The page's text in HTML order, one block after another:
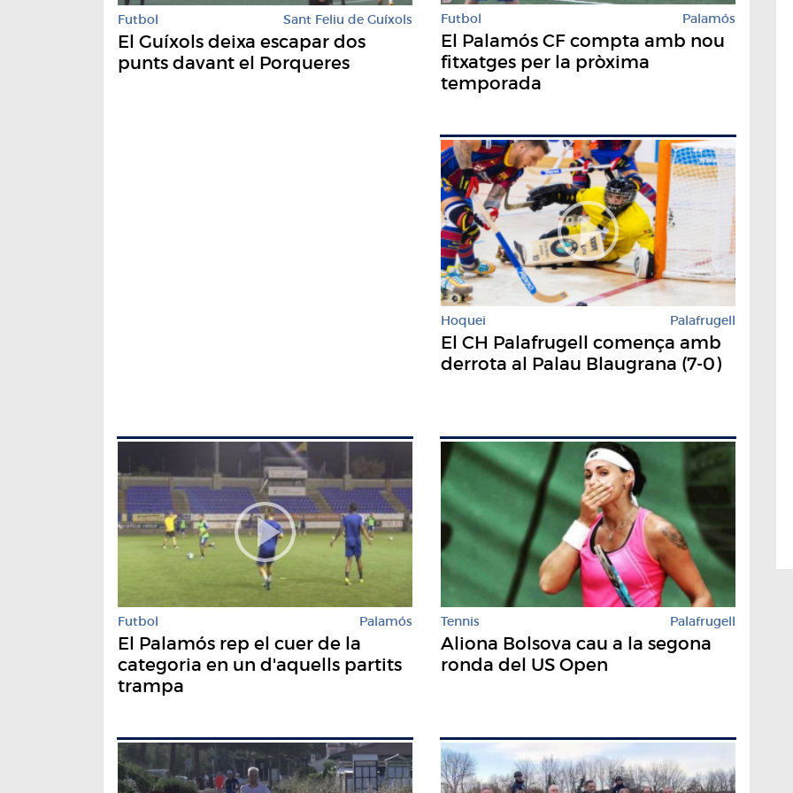
Futbol Sant Feliu de Guíxols
El Guíxols deixa escapar dos
punts davant el Porqueres
Futbol Palamós
El Palamós CF compta amb nou
fitxatges per la pròxima
temporada
Hoquei Palafrugell
El CH Palafrugell comença amb
derrota al Palau Blaugrana (7-0)
Futbol Palamós
El Palamós rep el cuer de la
categoria en un d'aquells partits
trampa
Tennis Palafrugell
Aliona Bolsova cau a la segona
ronda del US Open